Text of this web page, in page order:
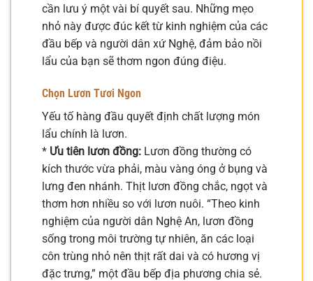
cần lưu ý một vài bí quyết sau. Những mẹo
nhỏ này được đúc kết từ kinh nghiệm của các
đầu bếp và người dân xứ Nghệ, đảm bảo nồi
lẩu của bạn sẽ thơm ngon đúng điệu.
Chọn Lươn Tươi Ngon
Yếu tố hàng đầu quyết định chất lượng món
lẩu chính là lươn.
* Ưu tiên lươn đồng: Lươn đồng thường có
kích thước vừa phải, màu vàng óng ở bụng và
lưng đen nhánh. Thịt lươn đồng chắc, ngọt và
thơm hơn nhiều so với lươn nuôi. “Theo kinh
nghiệm của người dân Nghệ An, lươn đồng
sống trong môi trường tự nhiên, ăn các loại
côn trùng nhỏ nên thịt rất dai và có hương vị
đặc trưng,” một đầu bếp địa phương chia sẻ.